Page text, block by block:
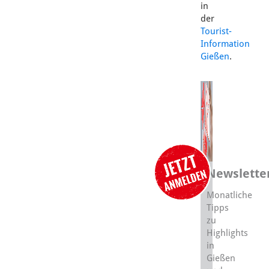
in
der
Tourist-
Information
Gießen.
Monatliche
Tipps
zu
Highlights
in
Gießen